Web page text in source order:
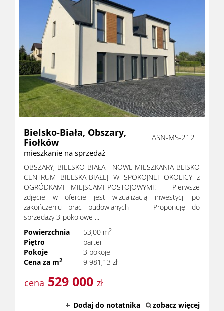
Bielsko-Biała, Obszary,
Fiołków
mieszkanie na sprzedaż
ASN-MS-212
OBSZARY, BIELSKO-BIAŁA NOWE MIESZKANIA BLISKO
CENTRUM BIELSKA-BIAŁEJ W SPOKOJNEJ OKOLICY z
OGRÓDKAMI i MIEJSCAMI POSTOJOWYMI! - - Pierwsze
zdjęcie w ofercie jest wizualizacją inwestycji po
zakończeniu prac budowlanych - - Proponuję do
sprzedaży 3-pokojowe ...
Powierzchnia
53,00 m2
Piętro
parter
Pokoje
3 pokoje
Cena za m2 9 981,13 zł
cena 529 000 zł
Dodaj do notatnika zobacz więcej